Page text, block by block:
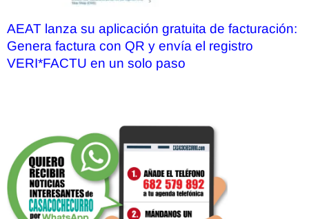
AEAT lanza su aplicación gratuita de facturación:
Genera factura con QR y envía el registro
VERI*FACTU en un solo paso